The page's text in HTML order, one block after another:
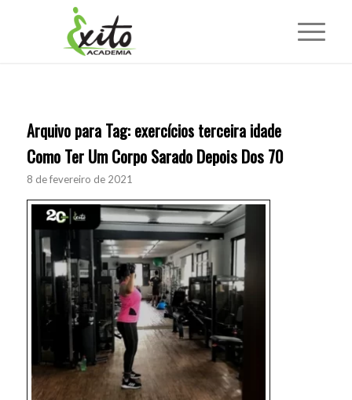
Arquivo para Tag: exercícios terceira idade
Como Ter Um Corpo Sarado Depois Dos 70
8 de fevereiro de 2021